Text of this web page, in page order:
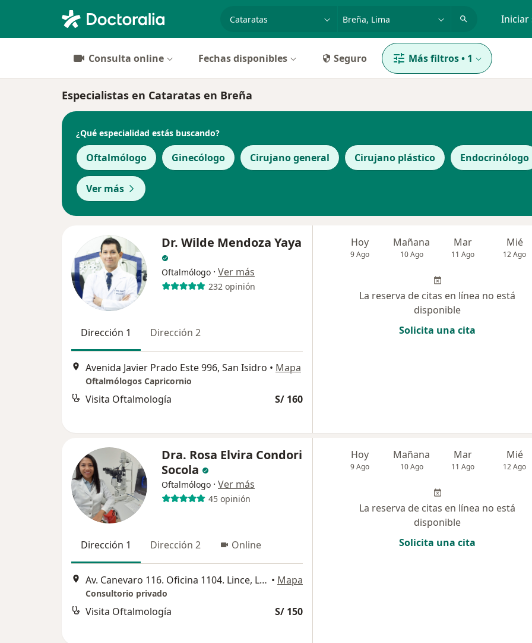
Iniciar
Consulta online Fechas disponibles Seguro Más filtros• 1
Especialistas en Cataratas en Breña
¿Qué especialidad estás buscando?
Oftalmólogo Ginecólogo Cirujano general Cirujano plástico Endocrinólogo
Ver más
Dr. Wilde Mendoza Yaya
Oftalmólogo · Ver más
232 opinión
Dirección 1 Dirección 2
Avenida Javier Prado Este 996, San Isidro • Mapa
Oftalmólogos Capricornio
Visita Oftalmología S/ 160
Hoy
9 Ago
Mañana
10 Ago
Mar
11 Ago
Mié
12 Ago
La reserva de citas en línea no está
disponible
Solicita una cita
Dra. Rosa Elvira Condori
Socola
Oftalmólogo · Ver más
45 opinión
Dirección 1 Dirección 2 Online
Av. Canevaro 116. Oficina 1104. Lince, Lince • Mapa
Consultorio privado
Visita Oftalmología S/ 150
Hoy
9 Ago
Mañana
10 Ago
Mar
11 Ago
Mié
12 Ago
La reserva de citas en línea no está
disponible
Solicita una cita